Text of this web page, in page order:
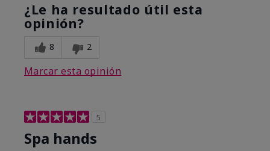
¿Le ha resultado útil esta
opinión?
8 2
Marcar esta opinión
5
Spa hands